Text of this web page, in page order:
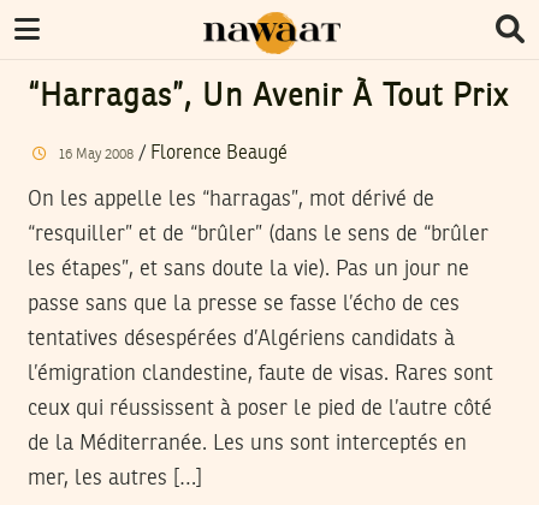
“Harragas”, Un Avenir À Tout Prix
16 May 2008/ Florence Beaugé
On les appelle les “harragas”, mot dérivé de
“resquiller” et de “brûler” (dans le sens de “brûler
les étapes”, et sans doute la vie). Pas un jour ne
passe sans que la presse se fasse l’écho de ces
tentatives désespérées d’Algériens candidats à
l’émigration clandestine, faute de visas. Rares sont
ceux qui réussissent à poser le pied de l’autre côté
de la Méditerranée. Les uns sont interceptés en
mer, les autres […]